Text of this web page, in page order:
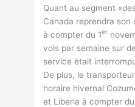
Quant au segment
Canada reprendra
à compter du 1er
vols par semaine sur
service était
De plus, le
horaire hivernal
et Liberia à compter